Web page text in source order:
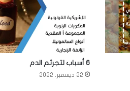
6 أسباب لتجرثم الدم
22 ديسمبر، 2022